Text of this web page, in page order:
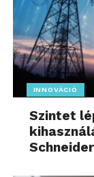
INNOVÁCIÓ
Szintet